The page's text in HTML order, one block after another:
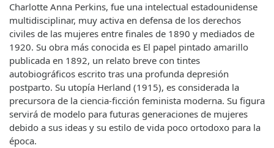
Charlotte Anna Perkins, fue una intelectual estadounidense
multidisciplinar, muy activa en defensa de los derechos
civiles de las mujeres entre finales de 1890 y mediados de
1920. Su obra más conocida es El papel pintado amarillo
publicada en 1892, un relato breve con tintes
autobiográficos escrito tras una profunda depresión
postparto. Su utopía Herland (1915), es considerada la
precursora de la ciencia-ficción feminista moderna. Su figura
servirá de modelo para futuras generaciones de mujeres
debido a sus ideas y su estilo de vida poco ortodoxo para la
época.